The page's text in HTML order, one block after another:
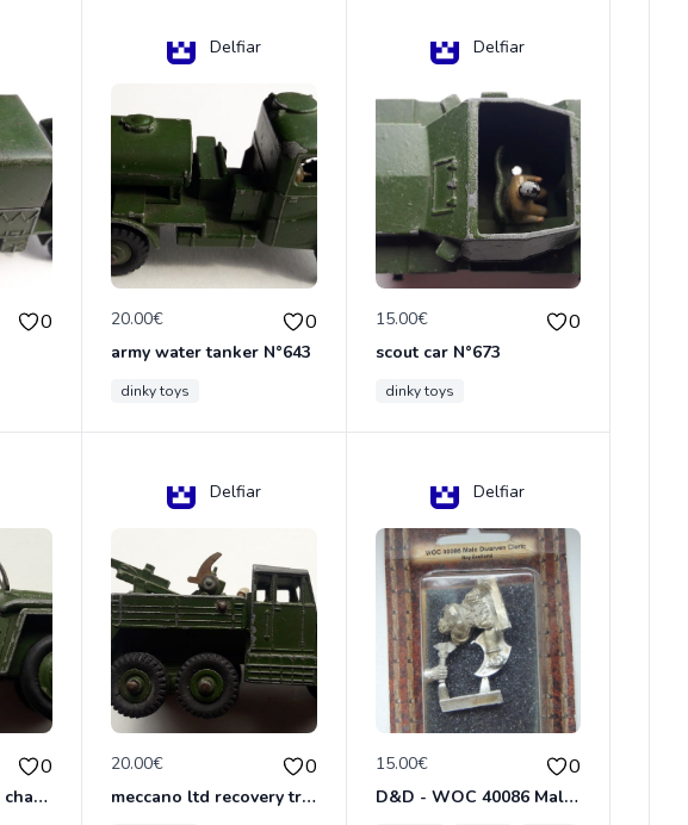
0
Delfiar
20.00€ 0
army water tanker N°643
dinky toys
Delfiar
15.00€ 0
scout car N°673
dinky toys
0
meccano ltd austin champ N°674
Delfiar
20.00€ 0
meccano ltd recovery tractor N°661
Delfiar
15.00€ 0
D&D - WOC 40086 Male Dwarven Cleric Miniature - Donjons Dragons